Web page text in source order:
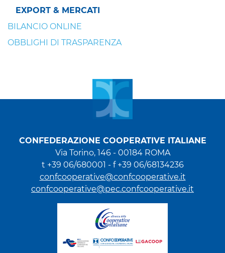
EXPORT & MERCATI
BILANCIO ONLINE
OBBLIGHI DI TRASPARENZA
CONFEDERAZIONE COOPERATIVE ITALIANE
Via Torino, 146 - 00184 ROMA
t +39 06/680001 - f +39 06/68134236
confcooperative@confcooperative.it
confcooperative@pec.confcooperative.it